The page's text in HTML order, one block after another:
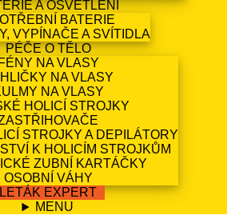
A OSVĚTLENÍ
BATERIE
VYPÍNAČE A SVÍTIDLA
PÉČE O TĚLO
FÉNY NA VLASY
NA VLASY
NA VLASY
HOLICÍ STROJKY
STROJKY A DEPILÁTORY
K HOLICÍM STROJKŮM
ZUBNÍ KARTÁČKY
OSOBNÍ VÁHY
LETÁK EXPERT
MENU